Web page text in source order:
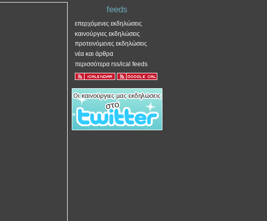
feeds
επερχόμενες εκδηλώσεις
καινούργιες εκδηλώσεις
προτεινόμενες εκδηλώσεις
νέα και άρθρα
περισσότερα rss/ical feeds